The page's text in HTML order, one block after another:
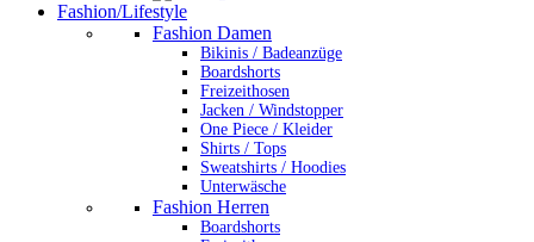
Fashion/Lifestyle
Fashion Damen
Bikinis / Badeanzüge
Boardshorts
Freizeithosen
Jacken / Windstopper
One Piece / Kleider
Shirts / Tops
Sweatshirts / Hoodies
Unterwäsche
Fashion Herren
Boardshorts